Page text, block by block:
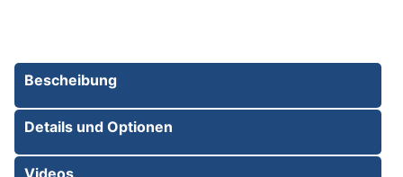
Bescheibung
Details und Optionen